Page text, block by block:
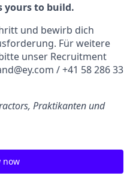
yours to build.
und bewirb dich
Für weitere
unser Recruitment
/ +41 58 286 33
Praktikanten und
now